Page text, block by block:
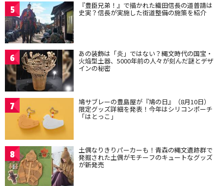
5 『豊臣兄弟！』で描かれた織田信長の道普請は
史実？信長が実施した街道整備の施策を紹介
6 あの装飾は「炎」ではない？縄文時代の国宝・
火焔型土器、5000年前の人々が刻んだ謎とデザ
インの秘密
7 鳩サブレーの豊島屋が『鳩の日』（8月10日）
限定グッズ詳細を発表！今年はシリコンポーチ
「はとっこ」
8 土偶なりきりパーカーも！青森の縄文遺跡群で
発掘された土偶がモチーフのキュートなグッズ
が新発売